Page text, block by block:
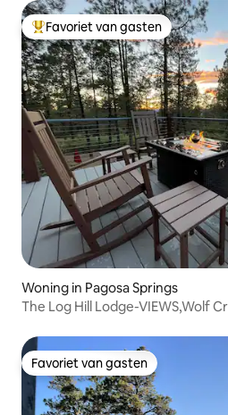
Topfavoriet van gasten
Favoriet van gasten
Woning in Pagosa Springs
The Log Hill Lodge-VIEWS,Wolf
Favoriet van gasten
Favoriet van gasten